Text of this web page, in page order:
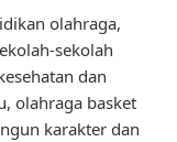
olahraga,
sekolah
dan
olahraga basket
karakter dan